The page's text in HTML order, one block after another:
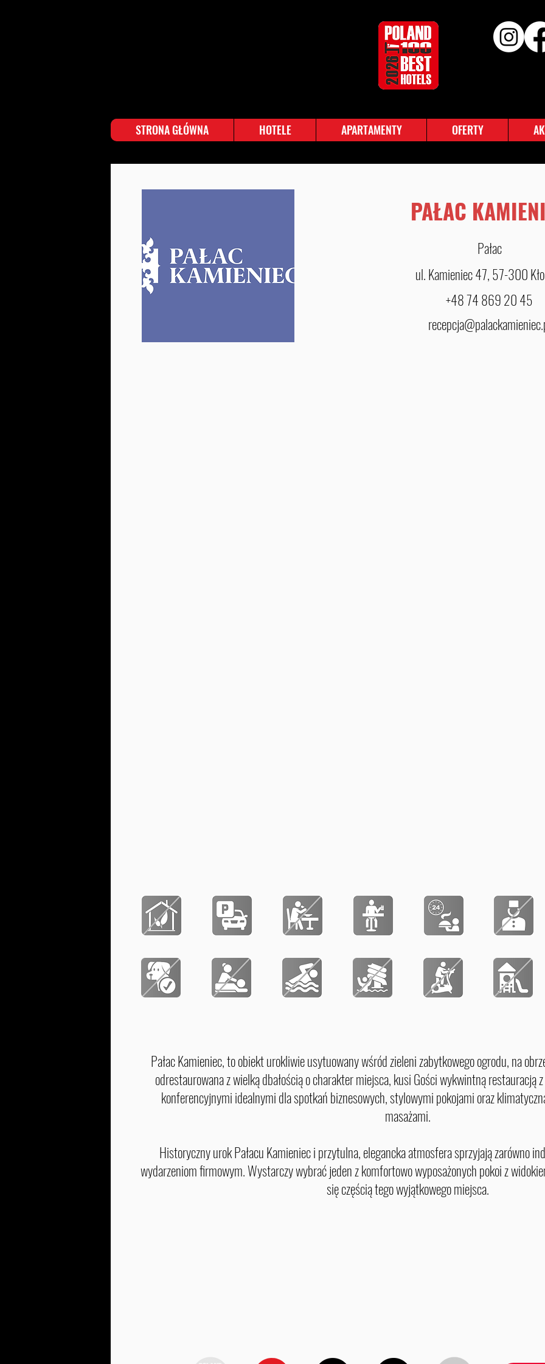
STRONA GŁÓWNA HOTELE APARTAMENTY OFERTY
PAŁAC
Pałac
ul. Kamieniec 47, 57-300
+48 74 869 20 45
Pałac Kamieniec, to obiekt urokliwie usytuowany wśród zieleni zabytkowego ogrodu, na
odrestaurowana z wielką dbałością o charakter miejsca, kusi Gości wykwintną restauracją
konferencyjnymi idealnymi dla spotkań biznesowych, stylowymi pokojami oraz
masażami.
Historyczny urok Pałacu Kamieniec i przytulna, elegancka atmosfera sprzyjają zarówno
wydarzeniom firmowym. Wystarczy wybrać jeden z komfortowo wyposażonych pokoi z
się częścią tego wyjątkowego miejsca.